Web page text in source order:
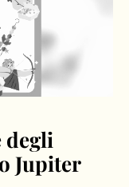
degli
Jupiter